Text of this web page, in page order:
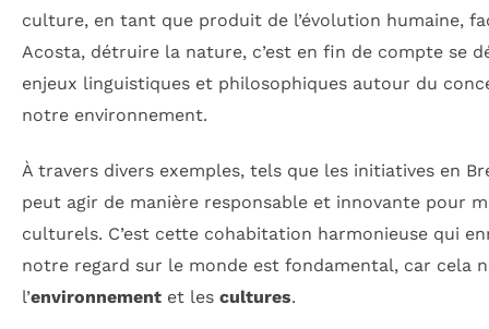
culture, en tant que produit de l’évolution humaine,
Acosta, détruire la nature, c’est en fin de compte se
enjeux linguistiques et philosophiques autour du
notre environnement.
À travers divers exemples, tels que les initiatives en
peut agir de manière responsable et innovante pour
culturels. C’est cette cohabitation harmonieuse qui
notre regard sur le monde est fondamental, car cela
l’environnement et les cultures.